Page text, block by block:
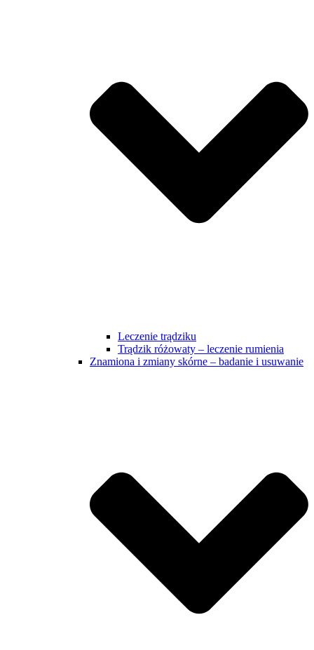
Leczenie trądziku
Trądzik różowaty – leczenie rumienia
Znamiona i zmiany skórne – badanie i usuwanie